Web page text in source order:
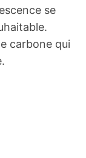
se
carbone qui